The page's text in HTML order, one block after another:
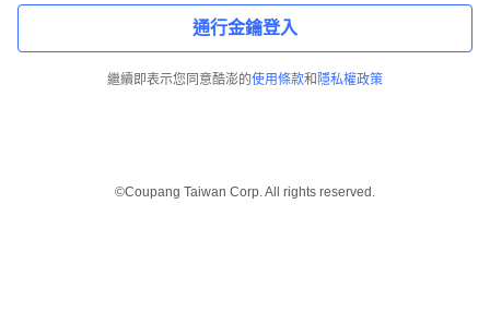
通行金鑰登入
繼續即表示您同意酷澎的使用條款和 隱私權政策
©Coupang Taiwan Corp. All rights reserved.